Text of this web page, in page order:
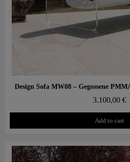
Aperçu rapide
3.100,00 €
Add to cart